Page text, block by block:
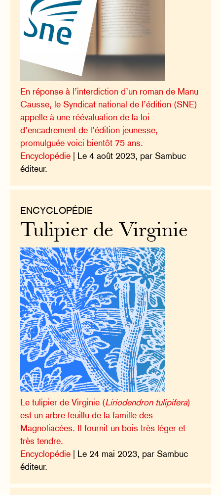
En réponse à l’interdiction d’un roman de Manu
Causse, le Syndicat national de l’édition (SNE)
appelle à une réévaluation de la loi
d’encadrement de l’édition jeunesse,
promulguée voici bientôt 75 ans.
Encyclopédie | Le 4 août 2023, par Sambuc
éditeur.
ENCYCLOPÉDIE
Tulipier de Virginie
Le tulipier de Virginie (Liriodendron tulipifera)
est un arbre feuillu de la famille des
Magnoliacées. Il fournit un bois très léger et
très tendre.
Encyclopédie | Le 24 mai 2023, par Sambuc
éditeur.